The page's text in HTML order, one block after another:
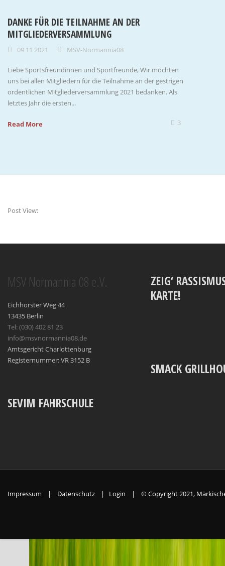
DANKE FÜR DIE TEILNAHME AN DER
MITGLIEDERVERSAMMLUNG
09 11 2021 MSV-Normannia08
Liebe Sportsfreundinnen und Sportfreunde, Wir möchten
uns bei allen Mitgliedern für die Teilnahme an der gestrigen
ordentlichen Mitgliederversammlung 2021 bedanken. Als
letztes Jahr die ersten...
Read More 3
Post View:
MSV Normannia 08 e.V.
Eichhorster Weg 44
13435 Berlin
Tel: (030) 402 81 23
info@msvnormannia08.de
Amtsgericht Charlottenburg
Registernummer: VR 3152 B
SEVIM FAHRSCHULE
ZEIG‘
KARTE!
SMACK
Impressum | Datenschutz | Login | © Copyright 2021,